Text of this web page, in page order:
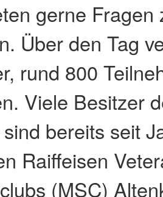
gerne Fragen
Über den Tag
rund 800
Viele Besitzer
bereits seit
Raiffeisen
(MSC)